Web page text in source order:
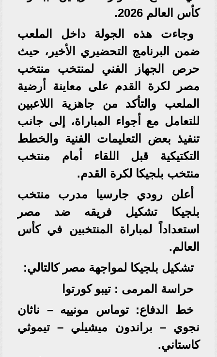
كأس العالم 2026.
وجاءت هذه الجولة داخل الملعب
ضمن البرنامج التحضيري الأخير، حيث
حرص الجهاز الفني لمنتخب منتخب
مصر لكرة القدم على معاينة أرضية
الملعب والتأكد من جاهزية اللاعبين
للتعامل مع أجواء المباراة، إلى جانب
تنفيذ بعض التعليمات الفنية والخطط
التكتيكية قبل اللقاء أمام منتخب
منتخب بلجيكا لكرة القدم.
أعلن رودي جارسيا مدرب منتخب
بلجيكا تشكيل فريقه ضد مصر
استعداداً لمباراة المنتخبين في كأس
العالم.
تشكيل بلجيكا لمواجهة مصر كالتالي:
حراسة المرمى : تيبو كورتوا
خط الدفاع: توماس مونييه – ناثان
نجوي – براندون ميشيلي – تيموثي
كاستاني.